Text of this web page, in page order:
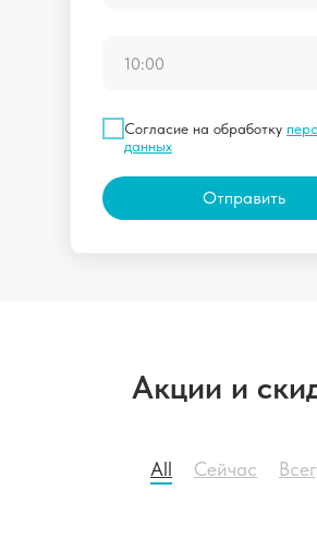
Согласие на обработку
данных
Отправить
Акции и
All Cейчас